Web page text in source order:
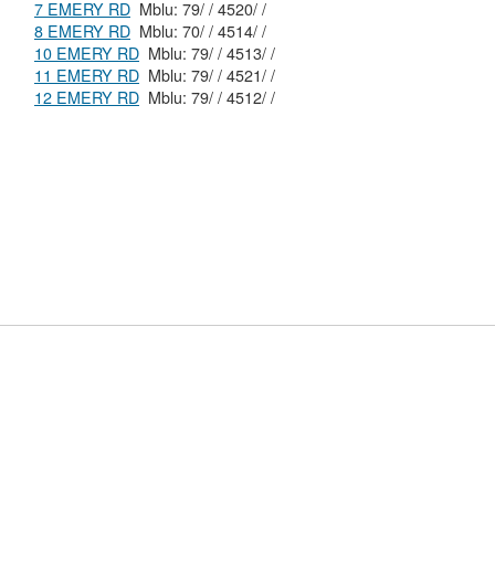
7 EMERY RD
Mblu: 79/ / 4520/ /
8 EMERY RD
Mblu: 70/ / 4514/ /
10 EMERY RD
Mblu: 79/ / 4513/ /
11 EMERY RD
Mblu: 79/ / 4521/ /
12 EMERY RD
Mblu: 79/ / 4512/ /